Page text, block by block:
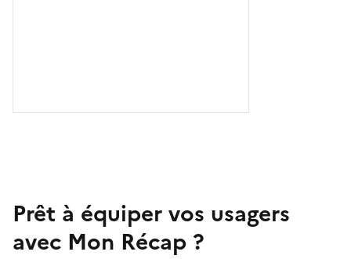
Prêt à équiper vos usagers
avec Mon Récap ?